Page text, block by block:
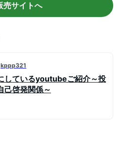
売サイトへ
kppp321
しているyoutubeご紹介～投
己啓発関係～